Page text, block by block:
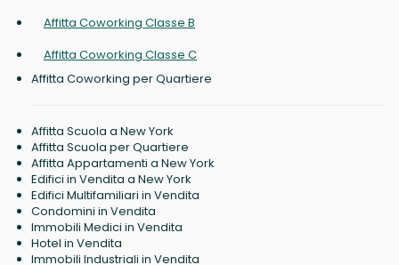
Affitta Coworking Classe B
Affitta Coworking Classe C
Affitta Coworking per Quartiere
Affitta Scuola a New York
Affitta Scuola per Quartiere
Affitta Appartamenti a New York
Edifici in Vendita a New York
Edifici Multifamiliari in Vendita
Condomini in Vendita
Immobili Medici in Vendita
Hotel in Vendita
Immobili Industriali in Vendita